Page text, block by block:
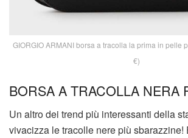
GIORGIO ARMANI borsa a tracolla la prima in pelle
€)
BORSA A TRACOLLA NERA
Un altro dei trend più interessanti della
vivacizza le tracolle nere più sbarazzine!